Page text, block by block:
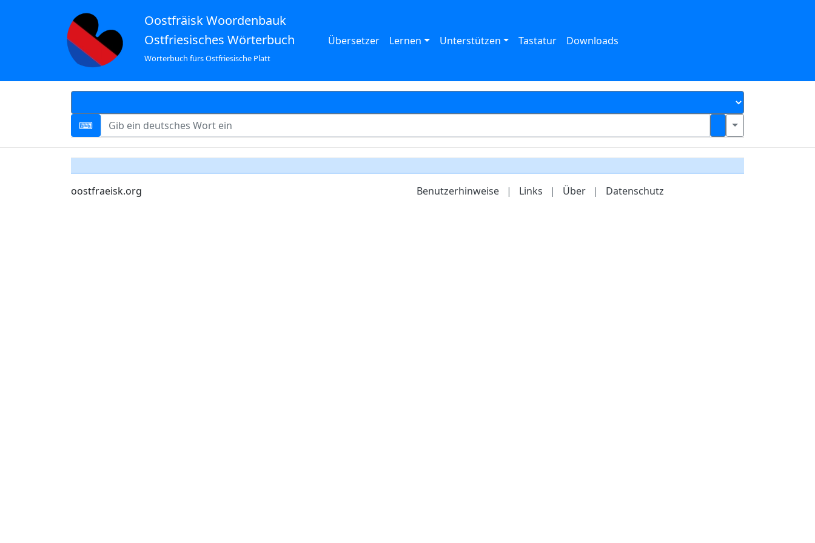
Oostfräisk Woordenbauk
Ostfriesisches Wörterbuch
Wörterbuch fürs Ostfriesische Platt
Übersetzer Lernen Unterstützen Tastatur Downloads
oostfraeisk.org Benutzerhinweise | Links | Über | Datenschutz